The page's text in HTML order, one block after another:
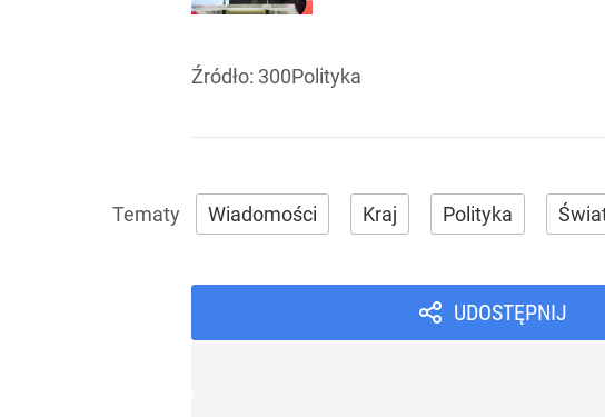
Źródło: 300Polityka
Wiadomości Kraj Polityka
UDOSTĘPNIJ